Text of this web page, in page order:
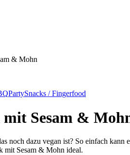
& Mohn
PartySnacks / Fingerfood
mit Sesam &
noch dazu vegan ist? So einfach
mit Sesam & Mohn ideal.